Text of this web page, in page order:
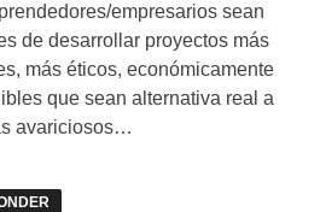
empresarios sean
de desarrollar proyectos más
más éticos, económicamente
que sean alternativa real a
avariciosos…